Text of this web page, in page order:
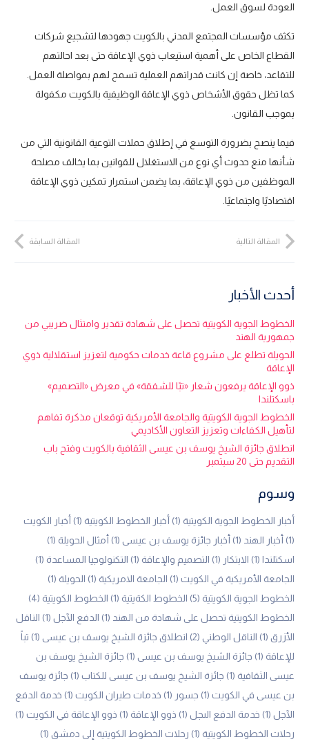
العودة لسوق العمل.
تكثف مؤسسات المجتمع المدني بالكويت جهودها لتشجيع شركات
القطاع الخاص على أهمية استيعاب ذوي الإعاقة حتى بعد احالتهم
للتقاعد، خاصة إن كانت قدراتهم العملية تسمح لهم بمواصلة العمل.
كما تظل حقوق الأشخاص ذوي الإعاقة الوظيفية بالكويت مكفولة
بموجب القانون.
فيما ينصح بضرورة التوسع في إطلاق حملات التوعية القانونية التي من
شأنها منع حدوث أي نوع من الاستغلال للقوانين بما يخالف مصلحة
الموظفين من ذوي الإعاقة، بما يضمن استمرار تمكين ذوي الإعاقة
اقتصاديًا واجتماعيًا.
المقالة السابقة المقالة التالية
أحدث الأخبار
الخطوط الجوية الكويتية تحصل على شهادة تقدير وامتثال ضريبي من
جمهورية الهند
الحويلة تطلع على مشروع قاعة خدمات حكومية لتعزيز استقلالية ذوي
الإعاقة
ذوو الإعاقة يرفعون شعار «تبًا للشفقة» في معرض «التصميم»
باسكتلندا
الخطوط الجوية الكويتية والجامعة الأمريكية توقعان مذكرة تفاهم
لتأهيل الكفاءات وتعزيز التعاون الأكاديمي
انطلاق جائزة الشيخ يوسف بن عيسى الثقافية بالكويت وفتح باب
التقديم حتى 20 سبتمبر
وسوم
أخبار الخطوط الجوية الكويتية (1) أخبار الخطوط الكويتية (1)
أخبار الكويت
(1)
أخبار الهند (1) أخبار جائزة يوسف بن عيسى (1) أمثال الحويلة (1)
اسكتلندا (1) الابتكار (1) التصميم والإعاقة (1) التكنولوجيا المساعدة (1)
الجامعة الأمريكية في الكويت (1) الجامعة الامريكية (1) الحويلة (1)
الخطوط الجوية الكويتية (5) الخطوط الكةيتية (1) الخطوط الكويتية (4)
الخطوط الكويتية تحصل على شهادة من الهند (1) الدفع الآجل (1)
الناقل
الأزرق (1) الناقل الوطني (2) انطلاق جائزة الشيخ يوسف بن عيسى (1)
تباً
للإعاقة (1) جائزة الشيخ يوسف بن عيسى (1)
جائزة الشيخ يوسف بن
عيسى الثقافية (1) جائزة الشيخ يوسف بن عيسى للكتاب (1)
جائزة يوسف
بن عيسى في الكويت (1) جسور (1) خدمات طيران الكويت (1)
خدمة الدفع
الآجل (1) خدمة الدفع الىجل (1) ذوو الإعاقة (1) ذوو الإعاقة في الكويت (1)
رحلات الخطوط الكويتية (1) رحلات الخطوط الكويتية إلى دمشق (1)